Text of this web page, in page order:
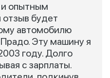
опытным
будет
автомобилю
Эту машину я
году. Долго
с зарплаты.